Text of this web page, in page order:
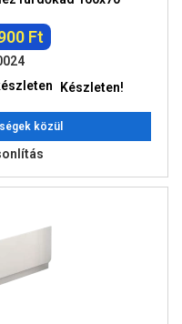
Ft
Készleten!
közül